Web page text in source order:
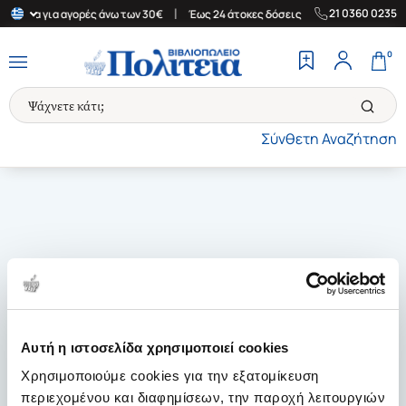
Αυτή η ιστοσελίδα χρησιμοποιεί cookies
Χρησιμοποιούμε cookies για την εξατομίκευση
περιεχομένου και διαφημίσεων, την παροχή λειτουργιών
για αγορές άνω των 30€ Έως 24 άτοκες δόσεις | Δωρεάν
21 0360 0235
Σύνθετη Αναζήτηση
0